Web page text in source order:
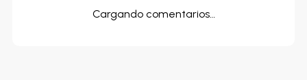
Cargando comentarios…